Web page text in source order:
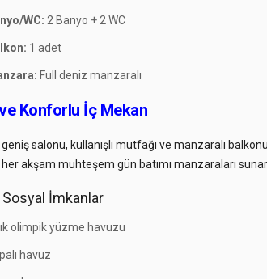
WC: 2 Banyo + 2 WC
1 adet
Full deniz manzaralı
Konforlu İç Mekan
geniş salonu, kullanışlı mutfağı ve manzaralı
akşam muhteşem gün batımı manzaraları sunar.
İmkanlar
olimpik yüzme havuzu
havuz